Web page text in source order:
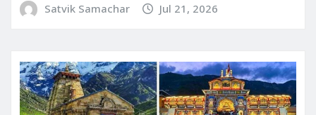
Satvik Samachar Jul 21, 2026